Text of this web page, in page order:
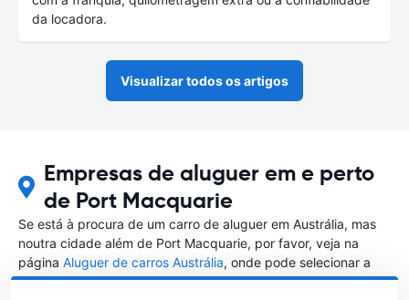
da locadora.
Visualizar todos os artigos
Empresas de aluguer em e perto
de Port Macquarie
Se está à procura de um carro de aluguer em Austrália, mas
noutra cidade além de Port Macquarie, por favor, veja na
página Aluguer de carros Austrália, onde pode selecionar a
outra cidade em Austrália que gostaria de alugar um carro